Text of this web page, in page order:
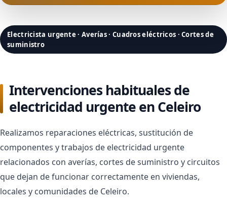
Electricista urgente · Averías · Cuadros eléctricos · Cortes de
suministro
Intervenciones habituales de
electricidad urgente en Celeiro
Realizamos reparaciones eléctricas, sustitución de
componentes y trabajos de electricidad urgente
relacionados con averías, cortes de suministro y circuitos
que dejan de funcionar correctamente en viviendas,
locales y comunidades de Celeiro.